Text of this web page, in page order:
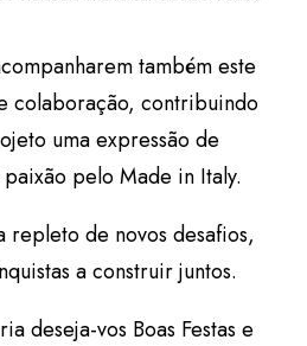
também este
colaboração, contribuindo
uma expressão de
pelo Made in Italy.
repleto de novos desafios,
a construir juntos.
deseja-vos Boas Festas e